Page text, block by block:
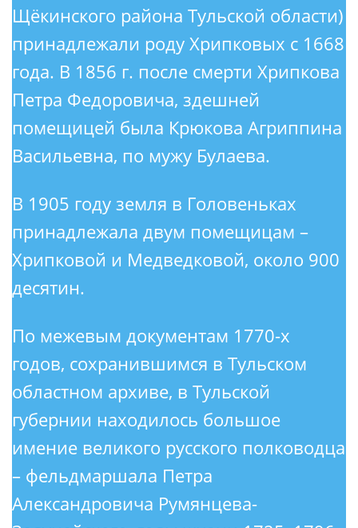
Щёкинского района Тульской области)
принадлежали роду Хрипковых с 1668
года. В 1856 г. после смерти Хрипкова
Петра Федоровича, здешней
помещицей была Крюкова Агриппина
Васильевна, по мужу Булаева.
В 1905 году земля в Головеньках
принадлежала двум помещицам –
Хрипковой и Медведковой, около 900
десятин.
По межевым документам 1770-х
годов, сохранившимся в Тульском
областном архиве, в Тульской
губернии находилось большое
имение великого русского полководца
– фельдмаршала Петра
Александровича Румянцева-